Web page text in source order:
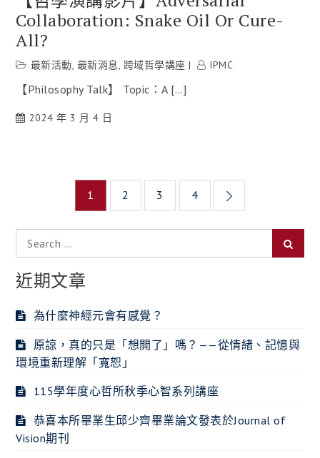
Collaboration: Snake Oil Or Cure-
All?
最新活動, 最新消息, 跨域哲學講座 IPMC
【Philosophy Talk】 Topic：A […]
2024 年 3 月 4 日
章
導
覽
1 2 3 4
Search
for:
近期文章
為什麼神經元會有感覺？
原諒，真的只是「想開了」嗎？——從情緒、記憶與
環境重新理解「寬恕」
115學年度心哲所秋季心智系列講座
恭喜本所畢業生邱少齊畢業論文發表於Journal of
Vision期刊